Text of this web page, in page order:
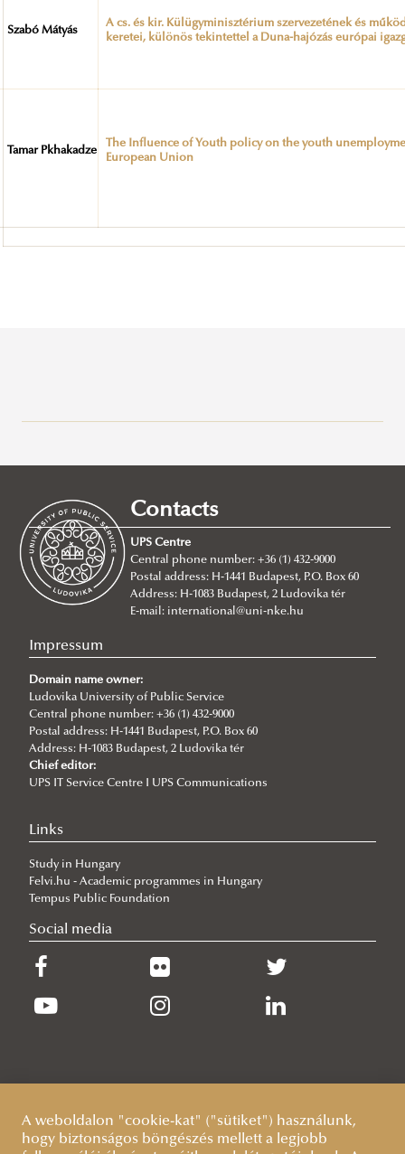
UPS
BA/BSc Programs
About
BA in International Public Service Management
BSc in Civil Engineering
BSc in Environmental Engineering
MA Programs
About
MA in International Relations
MA in International Public Service Relations
Why choose IPuS?
MA in International Water Governance and Water
Diplomacy
Doctoral Programs
About
Application
Degree Proceedure
Ph.D. in Public Administration Sciences
News
Application/admission
Research topics
Regulations
Lecturers (courses) and supervisors (research topics)
Complex examination
Workshop discussions, public defences
Sample Documents
Terms and deadlines
Quality/evaluation
About
Summer schools
Szabó Mátyás
A cs. és kir. Külügyminisztérium szervezetének és
keretei, különös tekintettel a Duna-hajózás európai
Tamar Pkhakadze
The Influence of Youth policy on the youth
European Union
Contacts
UPS Centre
Central phone number: +36 (1) 432-9000
Postal address: H-1441 Budapest, P.O. Box 60
Address: H-1083 Budapest, 2 Ludovika tér
E-mail: international@uni-nke.hu
Impressum
Domain name owner:
Ludovika University of Public Service
Central phone number: +36 (1) 432-9000
Postal address: H-1441 Budapest, P.O. Box 60
Address: H-1083 Budapest, 2 Ludovika tér
Chief editor:
UPS IT Service Centre I UPS Communications
Links
Study in Hungary
Felvi.hu - Academic programmes in Hungary
Tempus Public Foundation
Social media
A weboldalon "cookie-kat" ("sütiket") használunk,
hogy biztonságos böngészés mellett a legjobb